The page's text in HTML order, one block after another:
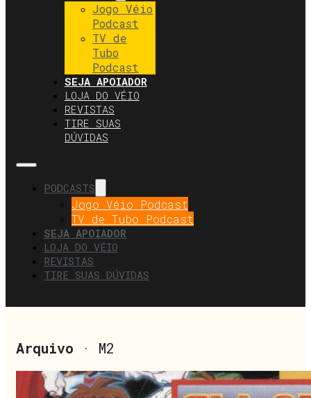
Jogo Véio
Podcast
TV de
Tubo
Podcast
SEJA APOIADOR
LOJA DO VÉIO
REVISTAS
TIRE SUAS
DÚVIDAS
PODCASTS
Jogo Véio Podcast
TV de Tubo Podcast
SEJA APOIADOR
LOJA DO VÉIO
REVISTAS
TIRE SUAS DÚVIDAS
Arquivo · M2